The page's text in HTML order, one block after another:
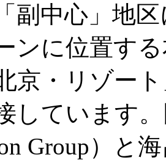
副中心」地
ンに位置す
京・リゾー
しています
Group）と